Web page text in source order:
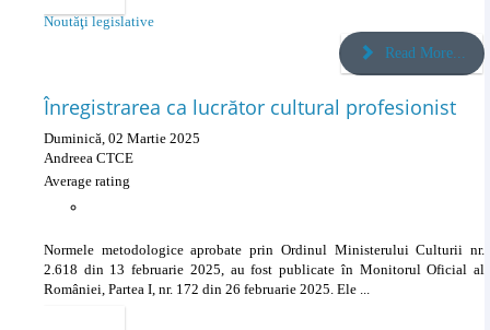
Noutăţi legislative
Read More...
Înregistrarea ca lucrător cultural profesionist
Duminică, 02 Martie 2025
Andreea CTCE
Average rating
Normele metodologice aprobate prin Ordinul Ministerului Culturii nr.
2.618 din 13 februarie 2025, au fost publicate în Monitorul Oficial al
României, Partea I, nr. 172 din 26 februarie 2025. Ele ...